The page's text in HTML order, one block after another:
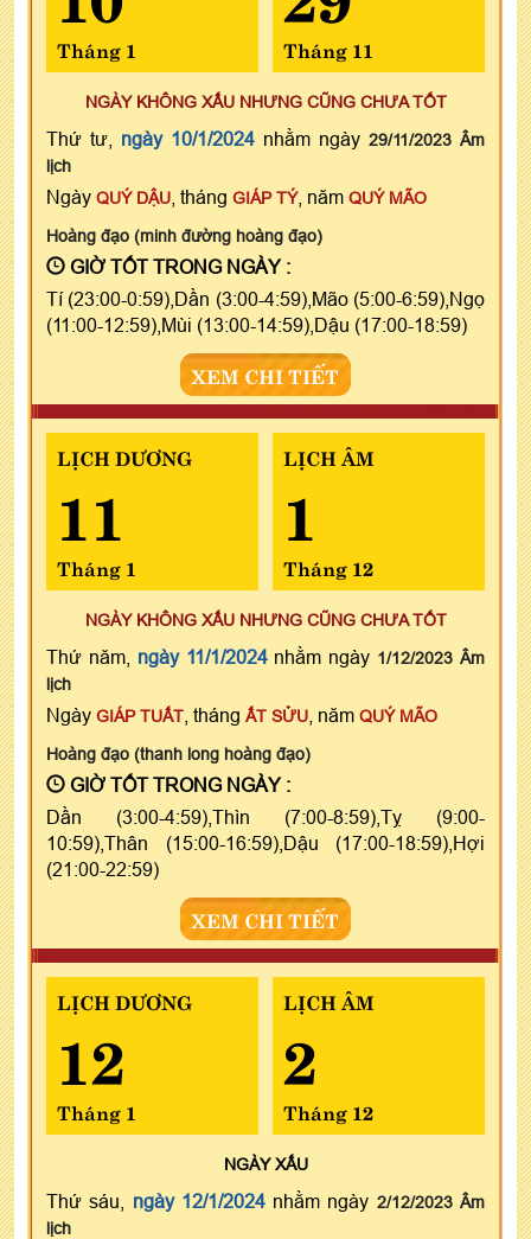
Tháng 1 Tháng 11
NGÀY KHÔNG XẤU NHƯNG CŨNG CHƯA TỐT
Thứ tư, ngày 10/1/2024 nhằm ngày 29/11/2023 Âm
lịch
Ngày QUÝ DẬU , tháng GIÁP TÝ, năm QUÝ MÃO
Hoàng đạo (minh đường hoàng đạo)
GIỜ TỐT TRONG NGÀY :
Tí (23:00-0:59),Dần (3:00-4:59),Mão (5:00-6:59),Ngọ
(11:00-12:59),Mùi (13:00-14:59),Dậu (17:00-18:59)
XEM CHI TIẾT
LỊCH DƯƠNG
11
Tháng 1
LỊCH ÂM
1
Tháng 12
NGÀY KHÔNG XẤU NHƯNG CŨNG CHƯA TỐT
Thứ năm, ngày 11/1/2024nhằm ngày 1/12/2023 Âm
lịch
Ngày GIÁP TUẤT , tháng ẤT SỬU , năm QUÝ MÃO
Hoàng đạo (thanh long hoàng đạo)
GIỜ TỐT TRONG NGÀY :
Dần (3:00-4:59),Thìn (7:00-8:59),Tỵ (9:00-
10:59),Thân (15:00-16:59),Dậu (17:00-18:59),Hợi
(21:00-22:59)
XEM CHI TIẾT
LỊCH DƯƠNG
12
Tháng 1
LỊCH ÂM
2
Tháng 12
NGÀYXẤU
Thứ sáu, ngày 12/1/2024nhằm ngày 2/12/2023 Âm
lịch